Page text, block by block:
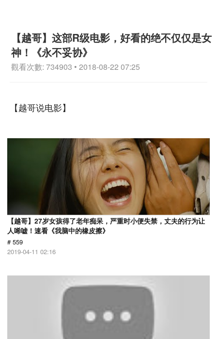
【越哥】这部R级电影，好看的绝不仅仅是女
神！《永不妥协》
觀看次數: 734903 • 2018-08-22 07:25
【越哥说电影】
【越哥】27岁女孩得了老年痴呆，严重时小便失禁，丈夫的行为让
人唏嘘！速看《我脑中的橡皮擦》
# 559
2019-04-11 02:16